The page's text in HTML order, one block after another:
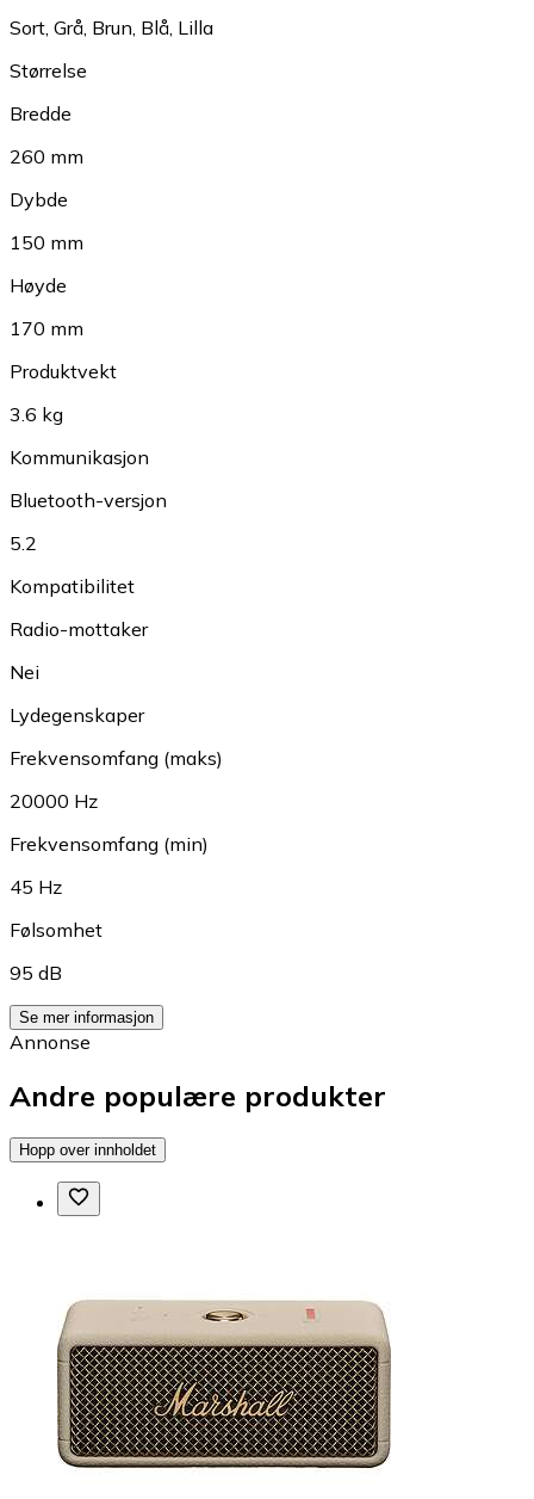
Sort Grå Brun Blå Lilla
Størrelse
Bredde
260 mm
Dybde
150 mm
Høyde
170 mm
Produktvekt
3.6 kg
Kommunikasjon
Bluetooth-versjon
5.2
Kompatibilitet
Radio-mottaker
Nei
Lydegenskaper
Frekvensomfang (maks)
20000 Hz
Frekvensomfang (min)
45 Hz
Følsomhet
95 dB
Se mer informasjon
Annonse
Andre populære produkter
Hopp over innholdet